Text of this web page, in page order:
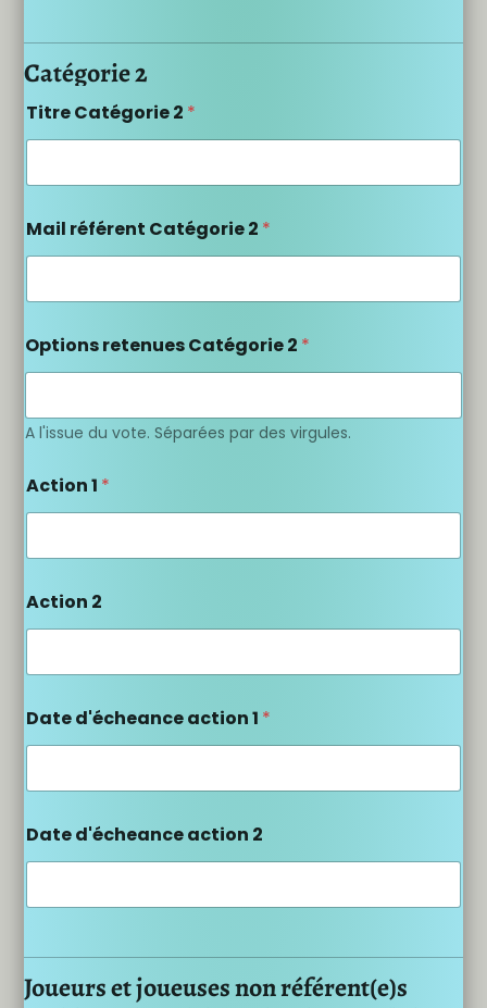
Catégorie 2
Titre Catégorie 2 *
Mail référent Catégorie 2 *
Options retenues Catégorie 2 *
A l'issue du vote. Séparées par des virgules.
Action 1 *
Action 2
Date d'écheance action 1 *
Date d'écheance action 2
Joueurs et joueuses non référent(e)s